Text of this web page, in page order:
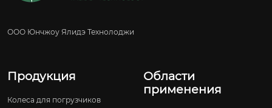
ООО Юнчжоу Ялидэ Технолоджи
Продукция
Колеса для погрузчиков
Области
применения